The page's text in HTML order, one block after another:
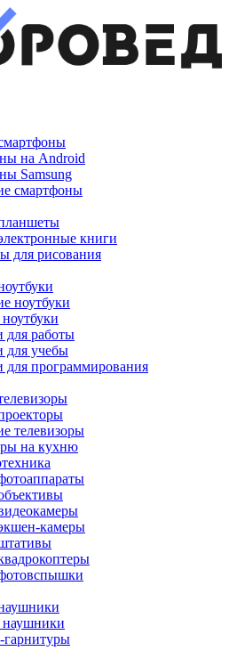
на Android
Samsung
смартфоны
книги
для рисования
ноутбуки
для работы
для учебы
для программирования
телевизоры
на кухню
камеры
гарнитуры